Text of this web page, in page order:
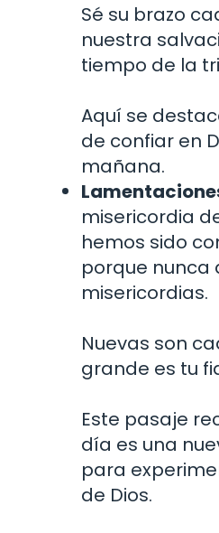
Sé su brazo
nuestra
tiempo de la
Aquí se
de confiar en
mañana.
misericordia
hemos sido
porque nunca
misericordias.
Nuevas son
grande es tu
Este pasaje
día es una
para
de Dios.